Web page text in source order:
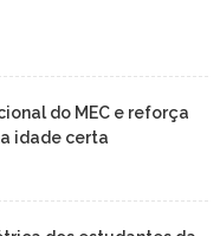
do MEC e reforça
idade certa